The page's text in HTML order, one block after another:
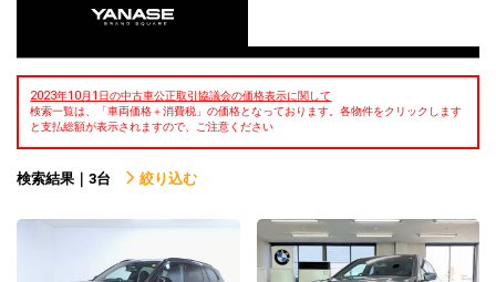
2023年10月1日の中古車公正取引協議会の価格表示に関して
検索一覧は、「車両価格＋消費税」の価格となっております。各物件をクリックします
と支払総額が表示されますので、ご注意ください
検索結果｜3台 絞り込む